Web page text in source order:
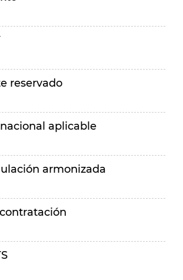
reservado
aplicable
armonizada